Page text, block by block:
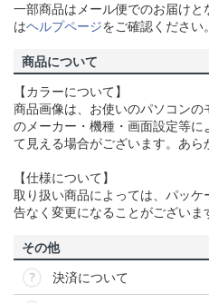
一部商品はメール便でのお届けと
はヘルプページをご確認ください。
商品について
【カラーについて】
商品画像は、お使いのパソコン
のメーカー・機種・画面設定等
て見える場合がございます。あら
【仕様について】
取り扱い商品によっては、パッ
告なく変更になることがございま
その他
決済について